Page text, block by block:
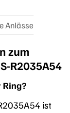
Anlässe
zum
R2035A54
ist